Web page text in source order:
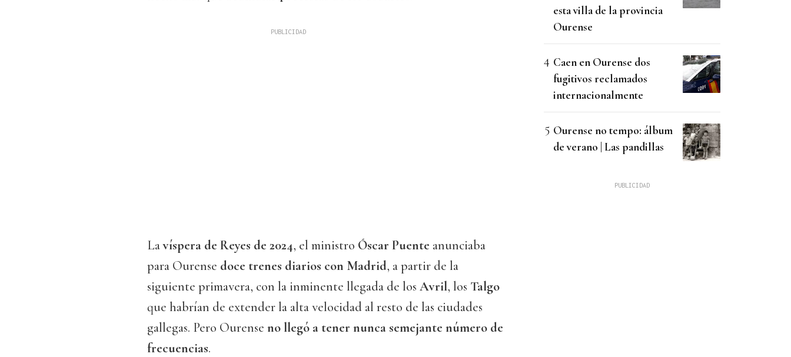
Lavíspera de Reyes de 2024, el ministro Óscar Puente anunciaba
para Ourense doce trenes diarios con Madrid, a partir de la
siguiente primavera, con la inminente llegada de los Avril, los Talgo
que habrían de extender la alta velocidad al resto de las ciudades
gallegas. Pero Ourense no llegó a tener nunca semejante número de
frecuencias.
esta villa de la provincia
Ourense
Caen en Ourense dos
fugitivos reclamados
internacionalmente
Ourense no tempo: álbum
de verano | Las pandillas